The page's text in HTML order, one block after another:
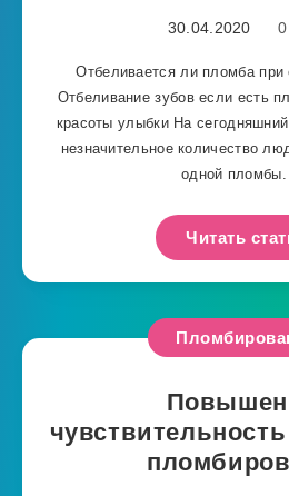
30.04.2020 0
Отбеливается ли пломба при
Отбеливание зубов если есть
красоты улыбки На
незначительное количество
одной
Читать